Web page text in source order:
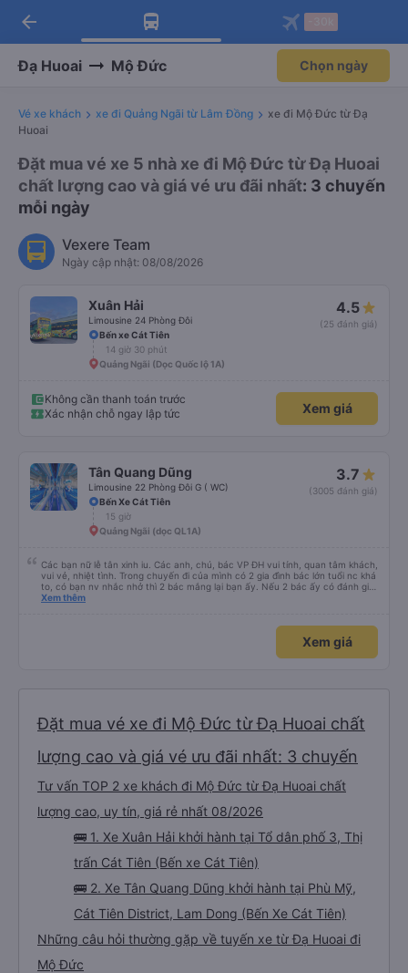
Tải app Vexere ngay!
Nhận ưu đãi thành viên độc
Mở app
Tải app Vexere
-30k/ghế khi đặt vé máy bay qua
Mở app
arrow_back
Đạ Huoai Mộ Đức Chọn ngày
Vé xe khách xe đi Quảng Ngãi từ Lâm Đồng
xe đi Mộ Đức từ Đạ
Huoai
Đặt mua vé xe 5 nhà xe đi Mộ Đức từ Đạ Huoai
chất lượng cao và giá vé ưu đãi nhất: 3 chuyến
mỗi ngày
Vexere Team
Ngày cập nhật: 08/08/2026
Xuân Hải
Limousine 24 Phòng Đôi
4.5
(25 đánh giá)
Bến xe Cát Tiên
14 giờ 30 phút
Quảng Ngãi (Dọc Quốc lộ 1A)
Không cần thanh toán trước
Xác nhận chỗ ngay lập tức
Xem giá
Tân Quang Dũng
Limousine 22 Phòng Đôi G ( WC)
3.7
(3005 đánh giá)
Bến Xe Cát Tiên
15 giờ
Quảng Ngãi (dọc QL1A)
Các bạn nữ lễ tân xinh iu. Các anh, chú, bác VP ĐH vui tính, quan tâm khách,
vui vẻ, nhiệt tình. Trong chuyến đi của mình có 2 gia đình bác lớn tuổi nc khá
to, có bạn nv nhắc nhở thì 2 bác mắng lại bạn ấy. Nếu 2 bác ấy có đánh giá
xấu thì mình ngược lại nha. Bạn ấy nhắc nhở rất đúng. 2 bác nói rất to. To
bạn ấy nha. Nếu bạn ấy bị trừ thì bảo bạn ấy liên hệ sđt của mình, mình hỗ
trợ ạ. Số mình đuôi 666, chuyến ĐH-NT ngày 16/1. À các bạn nữ lễ tân xinh
iu còn đổi cho mình phòng đơn sang đôi xong còn note là (một mình) yêu
Xem thêm
Xem giá
Đặt mua vé xe đi Mộ Đức từ Đạ Huoai chất
lượng cao và giá vé ưu đãi nhất: 3 chuyến
Tư vấn TOP 2 xe khách đi Mộ Đức từ Đạ Huoai chất
lượng cao, uy tín, giá rẻ nhất 08/2026
🚌 1. Xe Xuân Hải khởi hành tại Tổ dân phố 3, Thị
trấn Cát Tiên (Bến xe Cát Tiên)
🚌 2. Xe Tân Quang Dũng khởi hành tại Phù Mỹ,
Cát Tiên District, Lam Dong (Bến Xe Cát Tiên)
Những câu hỏi thường gặp về tuyến xe từ Đạ Huoai đi
Mộ Đức